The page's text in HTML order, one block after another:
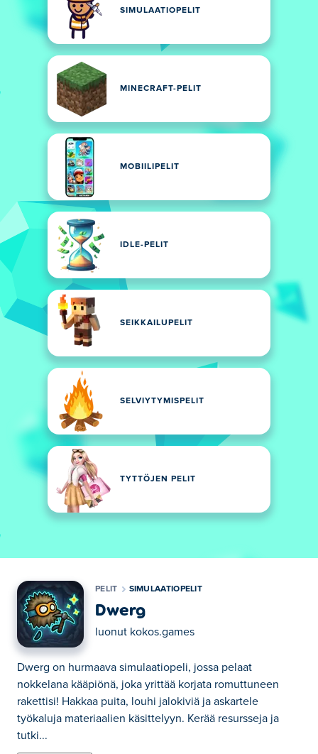
SIMULAATIOPELIT
MINECRAFT-PELIT
MOBIILIPELIT
IDLE-PELIT
SEIKKAILUPELIT
SELVIYTYMISPELIT
TYTTÖJEN PELIT
PELIT SIMULAATIOPELIT
Dwerg
luonut kokos.games
Dwerg on hurmaava simulaatiopeli, jossa pelaat
nokkelana kääpiönä, joka yrittää korjata romuttuneen
rakettisi!️ Hakkaa puita, louhi jalokiviä ja askartele
työkaluja materiaalien käsittelyyn. Kerää resursseja ja
tutki...